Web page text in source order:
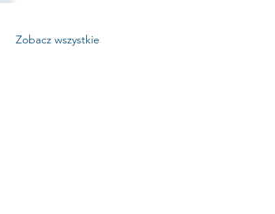
Zobacz wszystkie